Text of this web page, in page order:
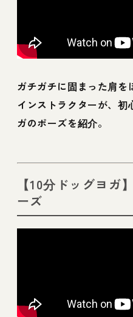
ガチガチに固まった肩
インストラクターが、初
ガのポーズを紹介。
【10分ドッグヨガ
ーズ